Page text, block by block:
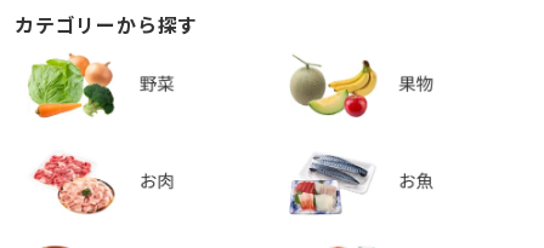
カテゴリーから探す